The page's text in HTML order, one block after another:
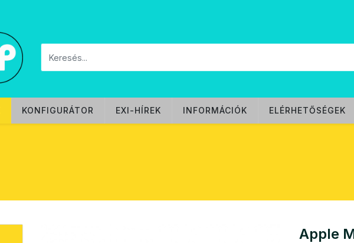
KONFIGURÁTOR EXI-HÍREK INFORMÁCIÓK ELÉRHETŐSÉGEK
Apple